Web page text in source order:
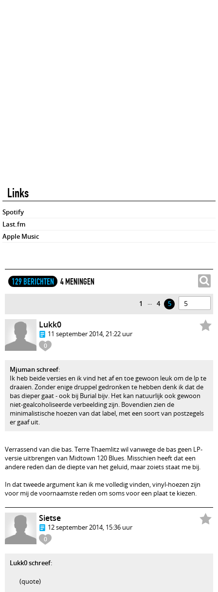
Links
Spotify
Last.fm
Apple Music
129 BERICHTEN 4 MENINGEN
1 ... 4 5
0
Lukk0
11 september 2014, 21:22 uur
Mjuman schreef:
Ik heb beide versies en ik vind het af en toe gewoon leuk om de lp te
draaien. Zonder enige druppel gedronken te hebben denk ik dat de
bas dieper gaat - ook bij Burial bijv. Het kan natuurlijk ook gewoon
niet-gealcoholiseerde verbeelding zijn. Bovendien zien de
minimalistische hoezen van dat label, met een soort van postzegels
er gaaf uit.
Verrassend van die bas. Terre Thaemlitz wil vanwege de bas geen LP-
versie uitbrengen van Midtown 120 Blues. Misschien heeft dat een
andere reden dan de diepte van het geluid, maar zoiets staat me bij.
In dat tweede argument kan ik me volledig vinden, vinyl-hoezen zijn
voor mij de voornaamste reden om soms voor een plaat te kiezen.
0
Sietse
12 september 2014, 15:36 uur
Lukk0 schreef:
(quote)